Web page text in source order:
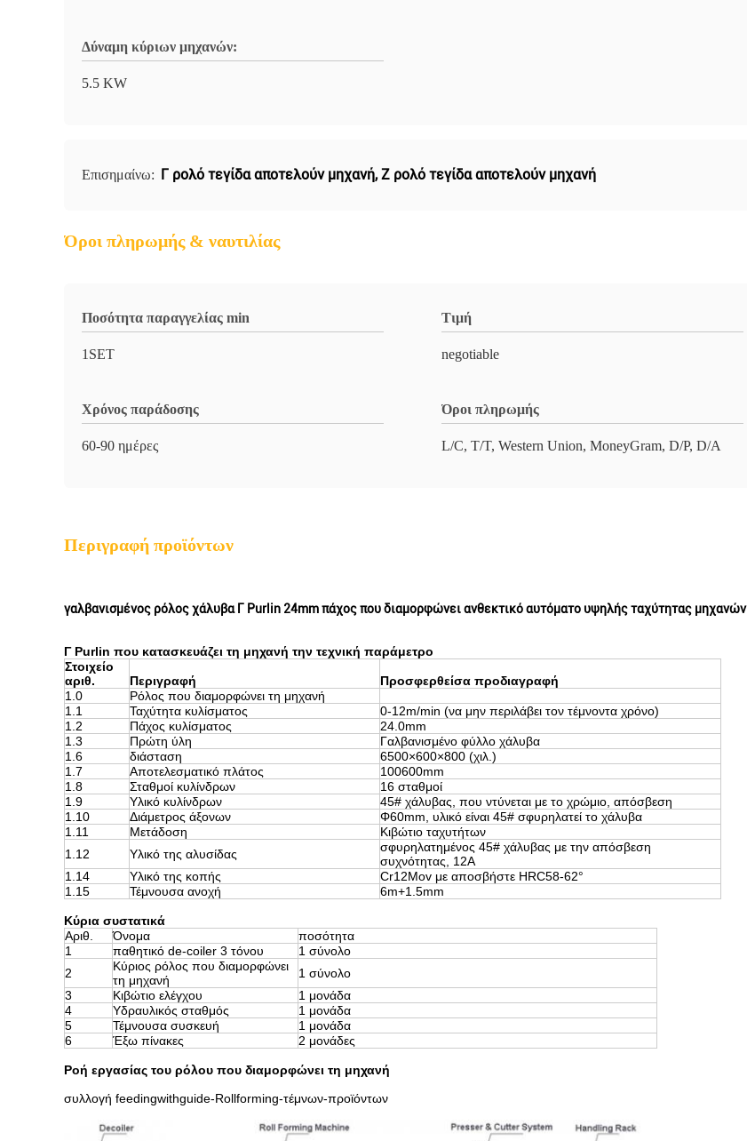
Δύναμη κύριων μηχανών:
5.5 KW
Επισημαίνω: Γ ρολό τεγίδα αποτελούν μηχανή,Z ρολό τεγίδα αποτελούν μηχανή
Όροι πληρωμής & ναυτιλίας
Ποσότητα παραγγελίας min
1SET
Τιμή
negotiable
Χρόνος παράδοσης
60-90 ημέρες
Όροι πληρωμής
L/C, T/T, Western Union, MoneyGram, D/P, D/A
Περιγραφή προϊόντων
γαλβανισμένος ρόλος χάλυβα Γ Purlin 24mm πάχος που διαμορφώνει ανθεκτικό αυτόματο υψηλής ταχύτητας μηχανών
Γ Purlin που κατασκευάζει τη μηχανή την τεχνική παράμετρο
Στοιχείο
αριθ.
Περιγραφή
Προσφερθείσα προδιαγραφή
1.0
Ρόλος που διαμορφώνει τη μηχανή
1.1
Ταχύτητα κυλίσματος
0-12m/min (να μην περιλάβει τον τέμνοντα χρόνο)
1.2
Πάχος κυλίσματος
24.0mm
1.3
Πρώτη ύλη
Γαλβανισμένο φύλλο χάλυβα
1.6
διάσταση
6500×600×800 (χιλ.)
1.7
Αποτελεσματικό πλάτος
100600mm
1.8
Σταθμοί κυλίνδρων
16 σταθμοί
1.9
Υλικό κυλίνδρων
45# χάλυβας, που ντύνεται με το χρώμιο, απόσβεση
1.10
Διάμετρος άξονων
Φ60mm, υλικό είναι 45# σφυρηλατεί το χάλυβα
1.11
Μετάδοση
Κιβώτιο ταχυτήτων
1.12
Υλικό της αλυσίδας
σφυρηλατημένος 45# χάλυβας με την απόσβεση
συχνότητας, 12A
1.14
Υλικό της κοπής
Cr12Mov με αποσβήστε HRC58-62°
1.15
Τέμνουσα ανοχή 6m+1.5mm
Κύρια συστατικά
Αριθ.
Όνομα
ποσότητα
1
παθητικό de-coiler 3 τόνου
1 σύνολο
2
Κύριος ρόλος που διαμορφώνει
τη μηχανή
1 σύνολο
3
Κιβώτιο ελέγχου
1 μονάδα
4
Υδραυλικός σταθμός
1 μονάδα
5
Τέμνουσα συσκευή
1 μονάδα
6
Έξω πίνακες 2 μονάδες
Ροή εργασίας του ρόλου που διαμορφώνει τη μηχανή
συλλογή feedingwithguide-Rollforming-τέμνων-προϊόντων